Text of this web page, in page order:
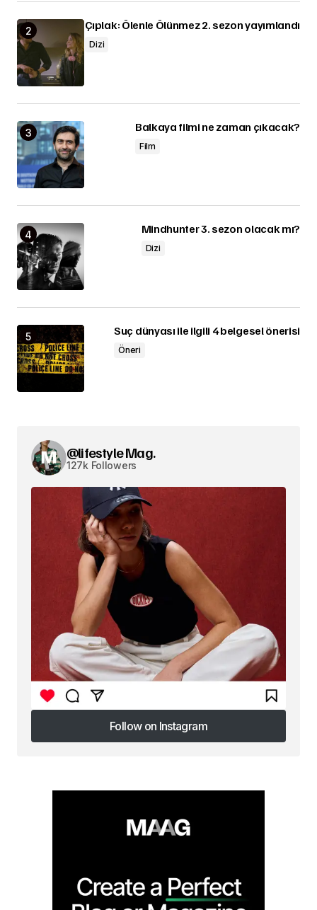
Çıplak: Ölenle Ölünmez 2. sezon yayımlandı
Dizi
Balkaya filmi ne zaman çıkacak?
Film
Mindhunter 3. sezon olacak mı?
Dizi
Suç dünyası ile ilgili 4 belgesel önerisi
Öneri
@lifestyle Mag.
127k Followers
Follow on Instagram
Follow on Instagram